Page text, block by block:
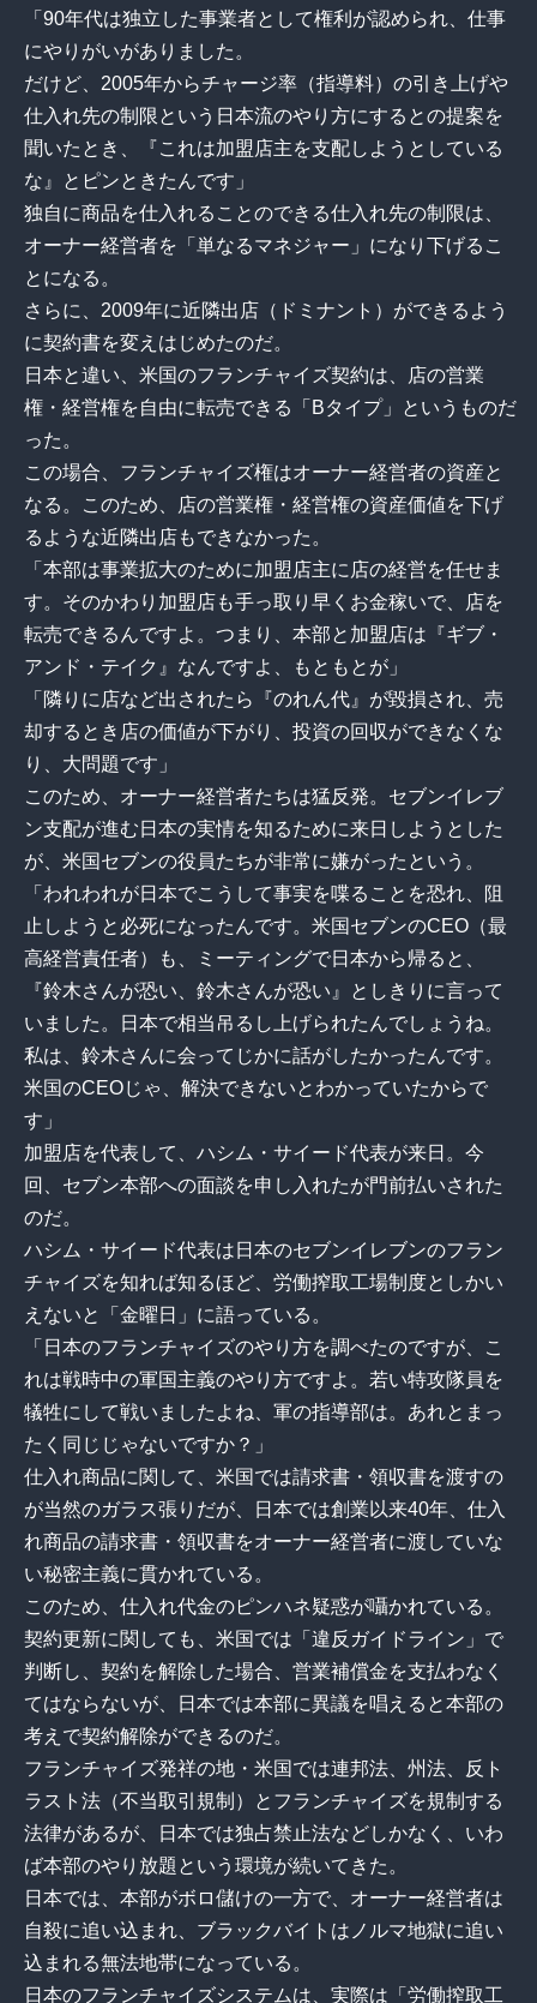
「90年代は独立した事業者として権利が認められ、仕事
にやりがいがありました。
だけど、2005年からチャージ率（指導料）の引き上げや
仕入れ先の制限という日本流のやり方にするとの提案を
聞いたとき、『これは加盟店主を支配しようとしている
な』とピンときたんです」
独自に商品を仕入れることのできる仕入れ先の制限は、
オーナー経営者を「単なるマネジャー」になり下げるこ
とになる。
さらに、2009年に近隣出店（ドミナント）ができるよう
に契約書を変えはじめたのだ。
日本と違い、米国のフランチャイズ契約は、店の営業
権・経営権を自由に転売できる「Bタイプ」というものだ
った。
この場合、フランチャイズ権はオーナー経営者の資産と
なる。このため、店の営業権・経営権の資産価値を下げ
るような近隣出店もできなかった。
「本部は事業拡大のために加盟店主に店の経営を任せま
す。そのかわり加盟店も手っ取り早くお金稼いで、店を
転売できるんですよ。つまり、本部と加盟店は『ギブ・
アンド・テイク』なんですよ、もともとが」
「隣りに店など出されたら『のれん代』が毀損され、売
却するとき店の価値が下がり、投資の回収ができなくな
り、大問題です」
このため、オーナー経営者たちは猛反発。セブンイレブ
ン支配が進む日本の実情を知るために来日しようとした
が、米国セブンの役員たちが非常に嫌がったという。
「われわれが日本でこうして事実を喋ることを恐れ、阻
止しようと必死になったんです。米国セブンのCEO（最
高経営責任者）も、ミーティングで日本から帰ると、
『鈴木さんが恐い、鈴木さんが恐い』としきりに言って
いました。日本で相当吊るし上げられたんでしょうね。
私は、鈴木さんに会ってじかに話がしたかったんです。
米国のCEOじゃ、解決できないとわかっていたからで
す」
加盟店を代表して、ハシム・サイード代表が来日。今
回、セブン本部への面談を申し入れたが門前払いされた
のだ。
ハシム・サイード代表は日本のセブンイレブンのフラン
チャイズを知れば知るほど、労働搾取工場制度としかい
えないと「金曜日」に語っている。
「日本のフランチャイズのやり方を調べたのですが、こ
れは戦時中の軍国主義のやり方ですよ。若い特攻隊員を
犠牲にして戦いましたよね、軍の指導部は。あれとまっ
たく同じじゃないですか？」
仕入れ商品に関して、米国では請求書・領収書を渡すの
が当然のガラス張りだが、日本では創業以来40年、仕入
れ商品の請求書・領収書をオーナー経営者に渡していな
い秘密主義に貫かれている。
このため、仕入れ代金のピンハネ疑惑が囁かれている。
契約更新に関しても、米国では「違反ガイドライン」で
判断し、契約を解除した場合、営業補償金を支払わなく
てはならないが、日本では本部に異議を唱えると本部の
考えで契約解除ができるのだ。
フランチャイズ発祥の地・米国では連邦法、州法、反ト
ラスト法（不当取引規制）とフランチャイズを規制する
法律があるが、日本では独占禁止法などしかなく、いわ
ば本部のやり放題という環境が続いてきた。
日本では、本部がボロ儲けの一方で、オーナー経営者は
自殺に追い込まれ、ブラックバイトはノルマ地獄に追い
込まれる無法地帯になっている。
日本のフランチャイズシステムは、実際は「労働搾取工